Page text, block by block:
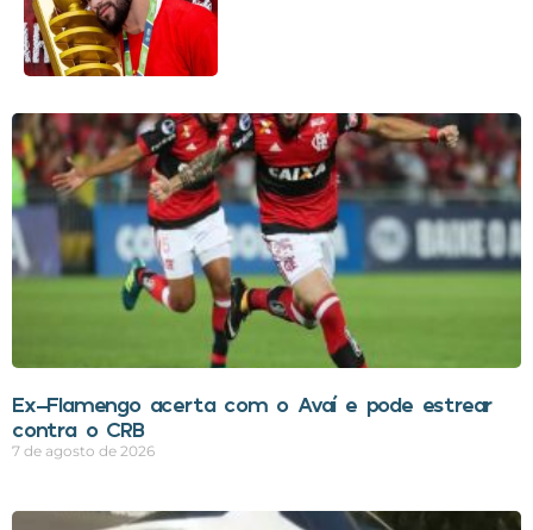
Ex-Flamengo acerta com o Avaí e pode estrear
contra o CRB
7 de agosto de 2026